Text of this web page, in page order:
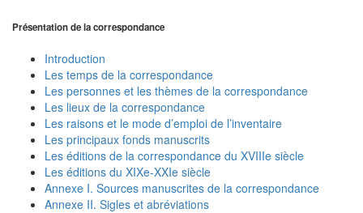
Présentation de la correspondance
Introduction
Les temps de la correspondance
Les personnes et les thèmes de la correspondance
Les lieux de la correspondance
Les raisons et le mode d’emploi de l’inventaire
Les principaux fonds manuscrits
Les éditions de la correspondance du XVIIIe siècle
Les éditions du XIXe-XXIe siècle
Annexe I. Sources manuscrites de la correspondance
Annexe II. Sigles et abréviations